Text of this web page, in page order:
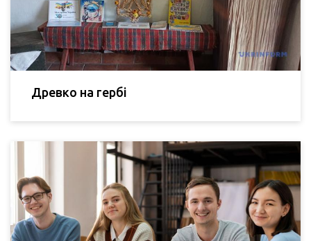
Древко на гербі